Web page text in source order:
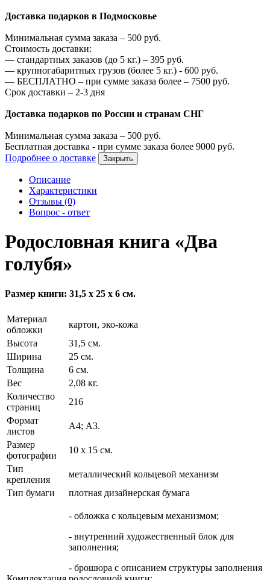
Доставка подарков в Подмосковье
Минимальная сумма заказа – 500 руб.
Стоимость доставки:
— стандартных заказов (до 5 кг.) – 395 руб.
— крупногабаритных грузов (более 5 кг.) - 600 руб.
— БЕСПЛАТНО – при сумме заказа более – 7500 руб.
Срок доставки – 2-3 дня
Доставка подарков по России и странам СНГ
Минимальная сумма заказа – 500 руб.
Бесплатная доставка - при сумме заказа более 9000 руб.
Подробнее о доставке
Закрыть
Описание
Характеристики
Отзывы (0)
Вопрос - ответ
Родословная книга «Два
голубя»
Размер книги: 31,5 х 25 х 6 см.
Материал
обложки
картон, эко-кожа
Высота
31,5 см.
Ширина
25 см.
Толщина
6 см.
Вес
2,08 кг.
Количество
страниц
216
Формат
листов
А4; А3.
Размер
фотографии
10 х 15 см.
Тип
крепления
металлический кольцевой механизм
Тип бумаги
плотная дизайнерская бумага
- обложка с кольцевым механизмом;
- внутренний художественный блок для
заполнения;
- брошюра с описанием структуры заполнения